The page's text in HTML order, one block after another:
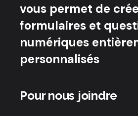
vous permet de
formulaires et
numériques
personnalisés
Pour nous joindre